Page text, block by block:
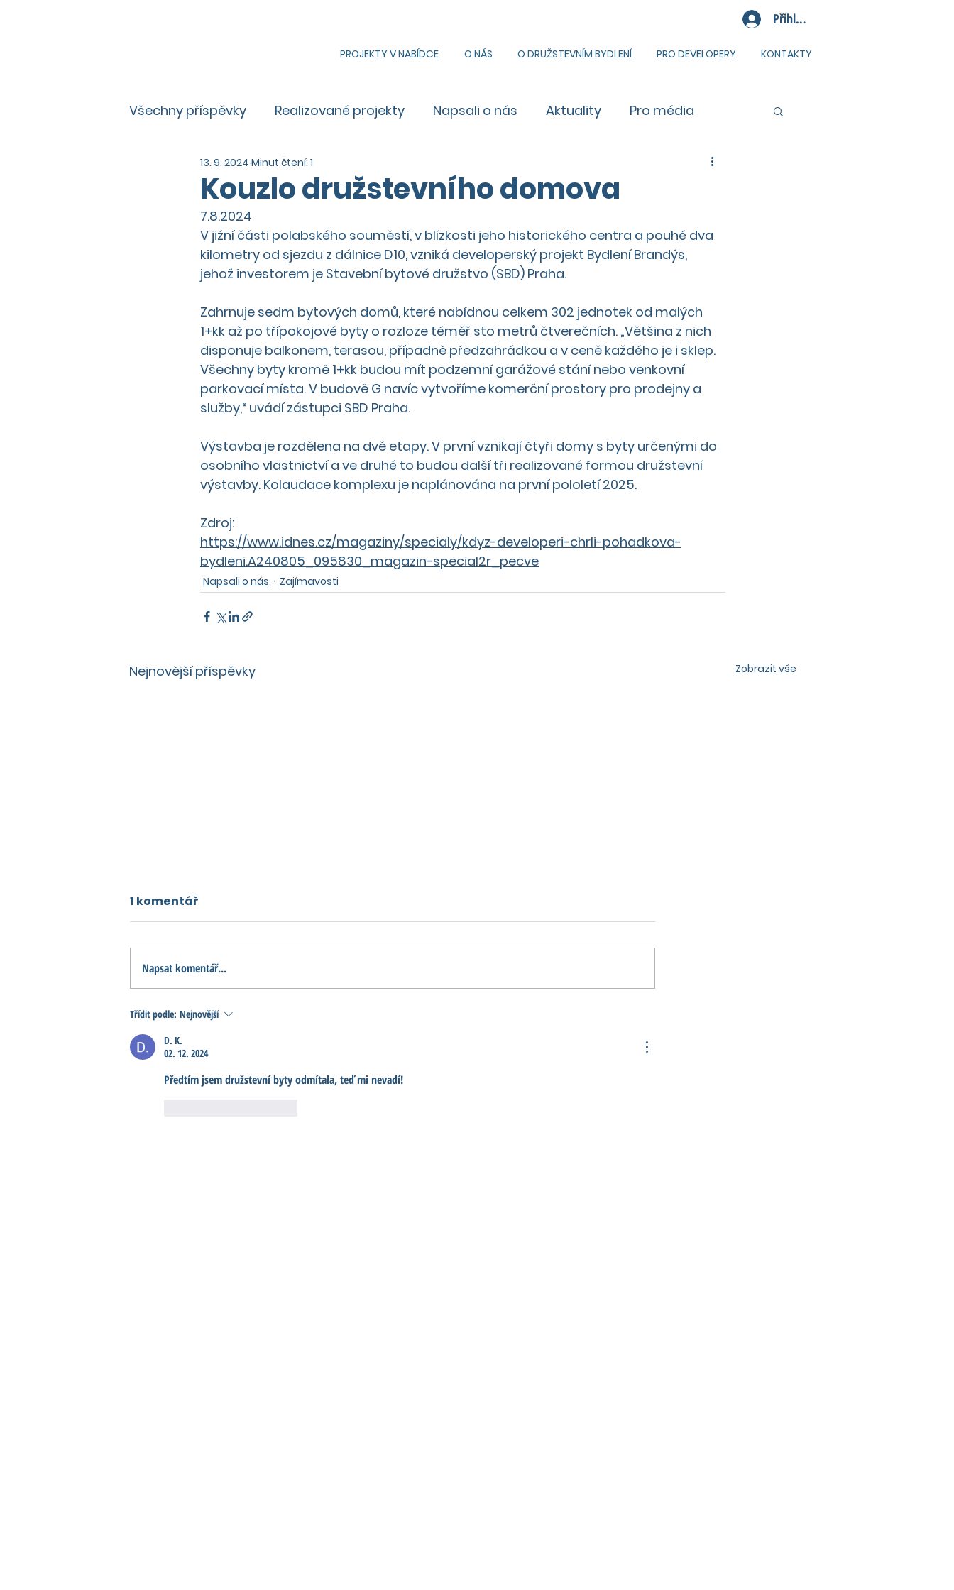
PROJEKTY V NABÍDCE O NÁS O DRUŽSTEVNÍM BYDLENÍ PRO DEVELOPERY KONTAKTY
Přihlásit se
Všechny příspěvky Realizované projekty Napsali o nás Aktuality Pro média
Zajímavosti Aktuality
Kouzlo družstevního domova
13. 9. 2024 Minut čtení: 1
7.8.2024
V jižní části polabského souměstí, v blízkosti jeho historického centra a pouhé dva
kilometry od sjezdu z dálnice D10, vzniká developerský projekt Bydlení Brandýs,
jehož investorem je Stavební bytové družstvo (SBD) Praha.
Zahrnuje sedm bytových domů, které nabídnou celkem 302 jednotek od malých
1+kk až po třípokojové byty o rozloze téměř sto metrů čtverečních. „Většina z nich
disponuje balkonem, terasou, případně předzahrádkou a v ceně každého je i sklep.
Všechny byty kromě 1+kk budou mít podzemní garážové stání nebo venkovní
parkovací místa. V budově G navíc vytvoříme komerční prostory pro prodejny a
služby,“ uvádí zástupci SBD Praha.
Výstavba je rozdělena na dvě etapy. V první vznikají čtyři domy s byty určenými do
osobního vlastnictví a ve druhé to budou další tři realizované formou družstevní
výstavby. Kolaudace komplexu je naplánována na první pololetí 2025.
Zdroj:
https://www.idnes.cz/magaziny/specialy/kdyz-developeri-chrli-pohadkova-
bydleni.A240805_095830_magazin-special2r_pecve
Napsali o nás Zajímavosti
Nejnovější příspěvky Zobrazit vše
Hradec postaví stovky
nových bytů. Město láká
mladé rodiny na
nejvyšší kvalitou života v
1 komentář
Napsat komentář...
Třídit podle: Nejnovější
D. K.
02. 12. 2024
Předtím jsem družstevní byty odmítala, teď mi nevadí!